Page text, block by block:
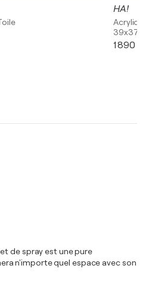
HA!
39x37in
1 890
de spray est une pure
n'importe quel espace avec son